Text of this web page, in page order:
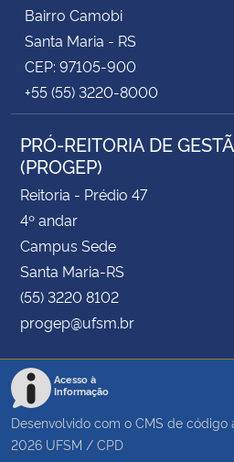
Bairro Camobi
Santa Maria - RS
CEP: 97105-900
+55 (55) 3220-8000
PRÓ-REITORIA DE
(PROGEP)
Reitoria - Prédio 47
4º andar
Campus Sede
Santa Maria-RS
(55) 3220 8102
progep@ufsm.br
Acesso à
Informação
Desenvolvido com o CMS de código
2026 UFSM / CPD